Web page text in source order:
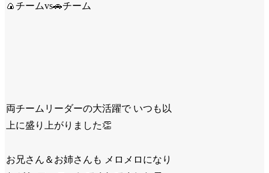
🍙チームvs🚗チーム
両チームリーダーの大活躍で いつも以
上に盛り上がりました👏
お兄さん＆お姉さんも メロメロになり